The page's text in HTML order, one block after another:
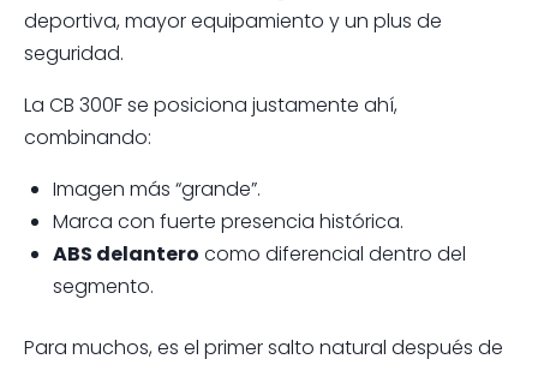
deportiva, mayor equipamiento y un plus de
seguridad.
La CB 300F se posiciona justamente ahí,
combinando:
Imagen más “grande”.
Marca con fuerte presencia histórica.
ABS delantero como diferencial dentro del
segmento.
Para muchos, es el primer salto natural después de